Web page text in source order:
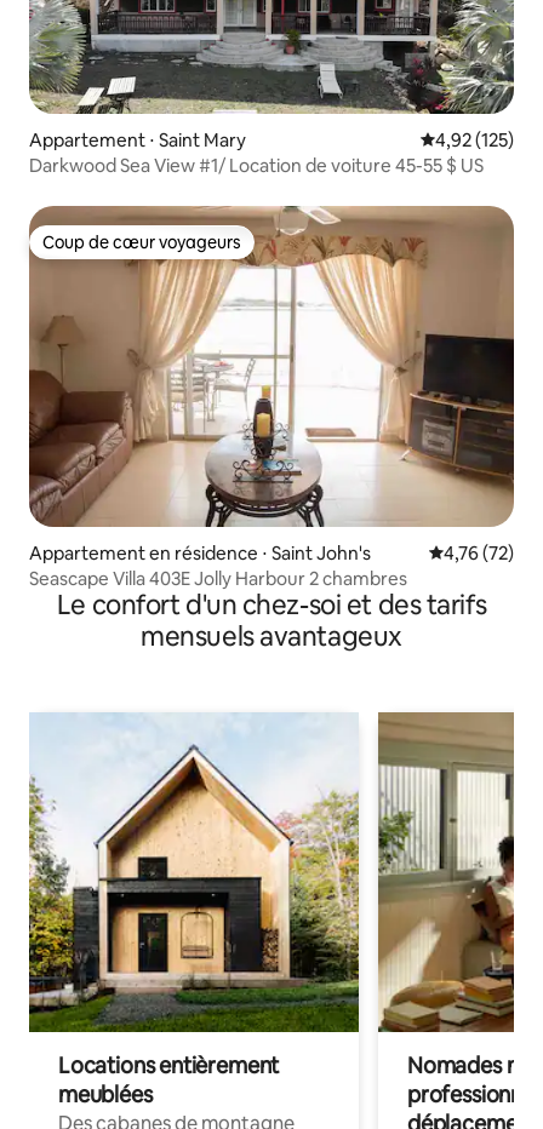
Appartement ⋅ Saint Mary Évaluation
4,92 (125)
Darkwood Sea View #1/ Location de voiture 45-55 $ US
Coup de cœur voyageurs
Coup de cœur voyageurs
Appartement en résidence ⋅ Saint John's Évaluation
4,76 (72)
Seascape Villa 403E Jolly Harbour 2 chambres
Le confort d'un chez-soi et des tarifs
mensuels avantageux
Locations entièrement
meublées
Nomades